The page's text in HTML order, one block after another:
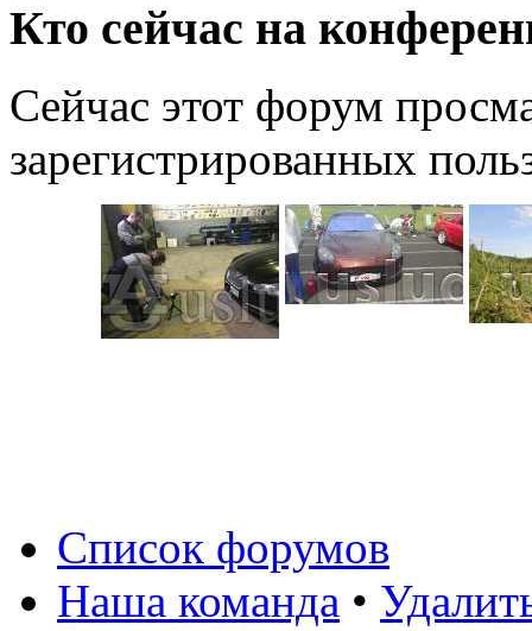
Кто сейчас на
Сейчас этот форум
зарегистрированных
Список форумов
Наша команда •